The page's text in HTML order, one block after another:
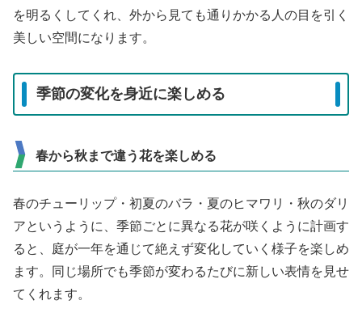
を明るくしてくれ、外から見ても通りかかる人の目を引く
美しい空間になります。
季節の変化を身近に楽しめる
春から秋まで違う花を楽しめる
春のチューリップ・初夏のバラ・夏のヒマワリ・秋のダリ
アというように、季節ごとに異なる花が咲くように計画す
ると、庭が一年を通じて絶えず変化していく様子を楽しめ
ます。同じ場所でも季節が変わるたびに新しい表情を見せ
てくれます。